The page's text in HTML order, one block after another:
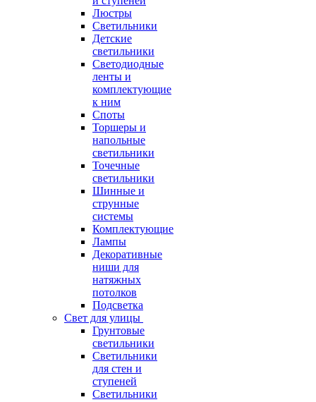
Люстры
Светильники
Детские
светильники
Светодиодные
ленты и
комплектующие
к ним
Споты
Торшеры и
напольные
светильники
Точечные
светильники
Шинные и
струнные
системы
Комплектующие
Лампы
Декоративные
ниши для
натяжных
потолков
Подсветка
Свет для улицы
Грунтовые
светильники
Светильники
для стен и
ступеней
Светильники